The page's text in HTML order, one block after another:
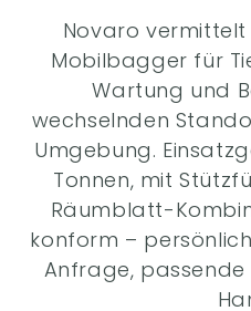
Novaro
Mobilbagger für
Wartung und
wechselnden
Umgebung.
Tonnen, mit
Räumblatt-
konform –
Anfrage, passende